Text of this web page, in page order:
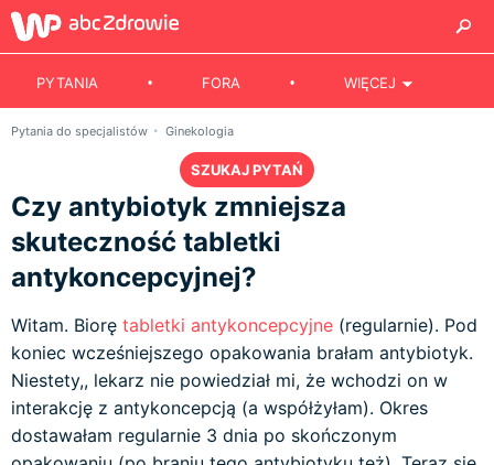
PYTANIA FORA WIĘCEJ
Pytania do specjalistów Ginekologia
SZUKAJ PYTAŃ
Czy antybiotyk zmniejsza
skuteczność tabletki
antykoncepcyjnej?
Witam. Biorę tabletki antykoncepcyjne (regularnie). Pod
koniec wcześniejszego opakowania brałam antybiotyk.
Niestety,, lekarz nie powiedział mi, że wchodzi on w
interakcję z antykoncepcją (a współżyłam). Okres
dostawałam regularnie 3 dnia po skończonym